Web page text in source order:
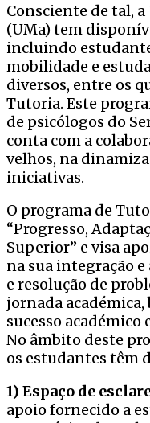
Consciente de tal,
(UMa) tem
incluindo
mobilidade e
diversos, entre os
Tutoria. Este
de psicólogos do
conta com a
velhos, na
iniciativas.
O programa de
“Progresso,
Superior” e visa
na sua integração
e resolução de
jornada
sucesso
No âmbito deste
os estudantes têm
1) Espaço de
apoio fornecido a